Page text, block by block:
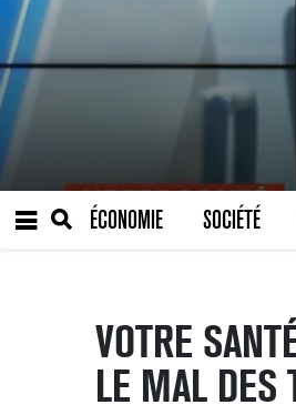
ÉCONOMIE SOCIÉTÉ
VOTRE
LE MAL DES